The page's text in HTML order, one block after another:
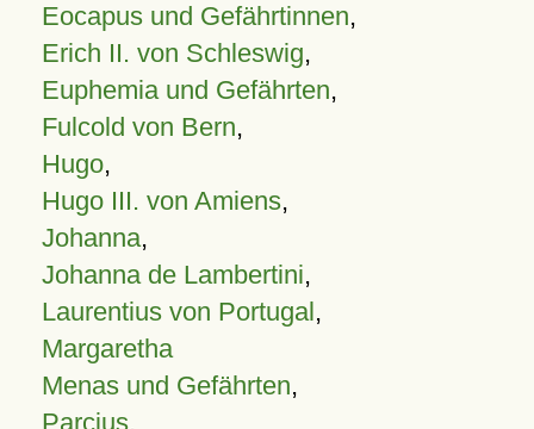
Eocapus und Gefährtinnen,
Erich II. von Schleswig,
Euphemia und Gefährten,
Fulcold von Bern,
Hugo,
Hugo III. von Amiens,
Johanna,
Johanna de Lambertini,
Laurentius von Portugal,
Margaretha
Menas und Gefährten,
Parcius,